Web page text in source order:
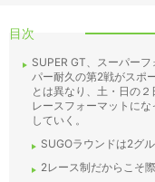
目次
SUPER GT、スーパー
パー耐久の第2戦がスポ
とは異なり、土・日の
レースフォーマットに
していく。
SUGOラウンドは2グ
2レース制だからこそ